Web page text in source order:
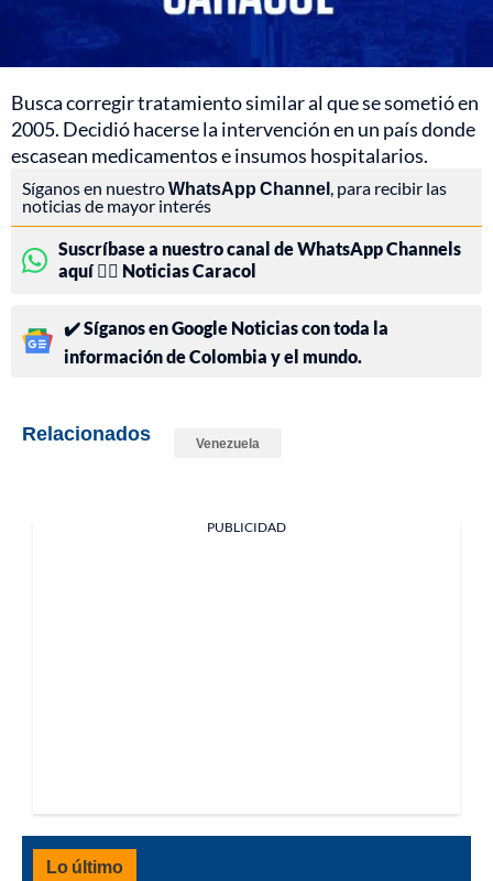
Busca corregir tratamiento similar al que se sometió en
2005. Decidió hacerse la intervención en un país donde
escasean medicamentos e insumos hospitalarios.
Síganos en nuestroWhatsApp Channel , para recibir las
noticias de mayor interés
Suscríbase a nuestro canal de WhatsApp Channels
aquí 👉🏻 Noticias Caracol
✔️ Síganos en Google Noticias con toda la
información de Colombia y el mundo.
Relacionados Venezuela
PUBLICIDAD
Lo último